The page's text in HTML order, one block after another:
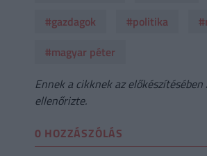
#gazdagok
#politika
#magyar péter
Ennek a cikknek az
ellenőrizte.
0 HOZZÁSZÓLÁS